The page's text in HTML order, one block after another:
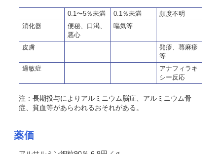
0.1〜5％未満 0.1％未満
頻度不明
消化器
便秘、口渇、
悪心
嘔気等
皮膚
発疹、蕁麻疹
等
過敏症
アナフィラキ
シー反応
注：長期投与によりアルミニウム脳症、アルミニウム骨
症、貧血等があらわれるおそれがある。
薬価